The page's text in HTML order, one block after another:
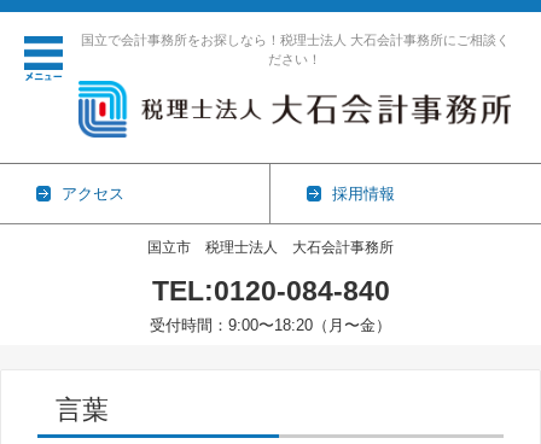
国立で会計事務所をお探しなら！税理士法人 大石会計事務所にご相談く
ださい！
アクセス 採用情報
国立市 税理士法人 大石会計事務所
TEL:0120-084-840
受付時間：9:00〜18:20（月〜金）
言葉